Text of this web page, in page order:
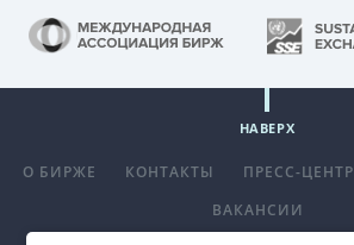
О БИРЖЕ КОНТАКТЫ ПРЕСС-ЦЕНТР
ВАКАНСИИ
НАВЕРХ